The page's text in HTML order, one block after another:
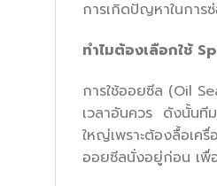
การเกิดปัญหาในการ
ทำไมต้องเลือกใช้
การใช้ออยซีล (Oil
เวลาอันควร ดังนั้นทีม
ใหญ่เพราะต้องลื้อเค
ออยซีลนั่งอยู่ก่อน เพื่